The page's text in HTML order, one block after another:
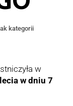
kategorii
w
w dniu 7